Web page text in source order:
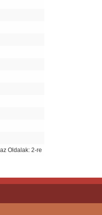
Oldalak: 2-re